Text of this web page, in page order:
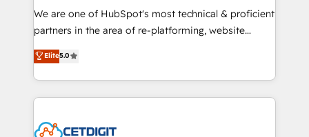
rooted in RevOps principles, integrates analysis,
training, planning, and qualification. Leveraging
inbound marketing tactics, we focus on
understanding, nurturing, and converting leads.
competitive market.
We are one of HubSpot's most technical & proficient
partners in the area of re-platforming, website
design & development. We specialize in multi-hub
implementations for mid-market & enterprise
companies. We are woman-owned, powered by
coffee, and we ❤️ dogs. We produce award-winning
Impact Award 🏆2022 Technical Expertise Impact
Elite5.0